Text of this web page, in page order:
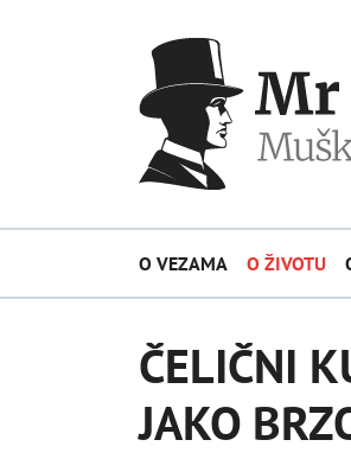
O VEZAMA O ŽIVOTU
ČELIČNI
JAKO